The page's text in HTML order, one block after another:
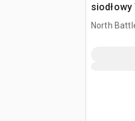
sypialną
North